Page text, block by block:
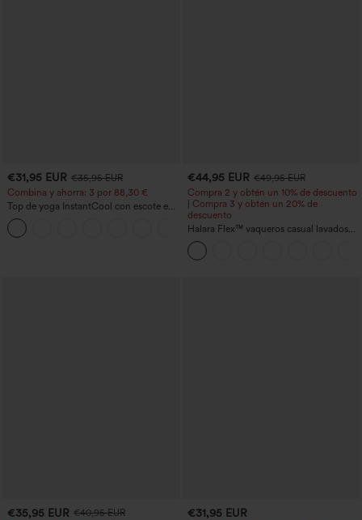
€31,95 EUR €35,95 EUR
Combina y ahorra: 3 por 88,30 €
Top de yoga InstantCool con escote en
U y bajo curvado - UPF50+
€44,95 EUR €49,95 EUR
Compra 2 y obtén un 10% de descuento
| Compra 3 y obtén un 20% de
descuento
Halara Flex™ vaqueros casual lavados
asimétricos de tiro bajo con bolsillos
con cremallera, corte baggy y pierna
ancha
€35,95 EUR €40,95 EUR
€31,95 EUR